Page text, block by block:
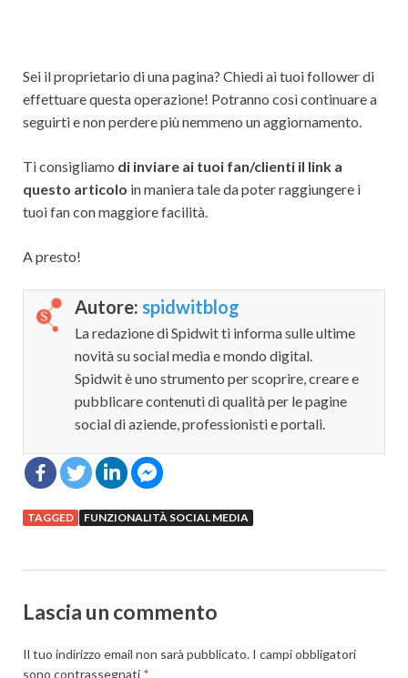
Sei il proprietario di una pagina? Chiedi ai tuoi follower di
effettuare questa operazione! Potranno così continuare a
seguirti e non perdere più nemmeno un aggiornamento.
Ti consigliamo di inviare ai tuoi fan/clienti il link a
questo articolo in maniera tale da poter raggiungere i
tuoi fan con maggiore facilità.
A presto!
Autore: spidwitblog
La redazione di Spidwit ti informa sulle ultime
novità su social media e mondo digital.
Spidwit è uno strumento per scoprire, creare e
pubblicare contenuti di qualità per le pagine
social di aziende, professionisti e portali.
TAGGED FUNZIONALITÀ SOCIAL MEDIA
Lascia un commento
Il tuo indirizzo email non sarà pubblicato. I campi obbligatori
sono contrassegnati *